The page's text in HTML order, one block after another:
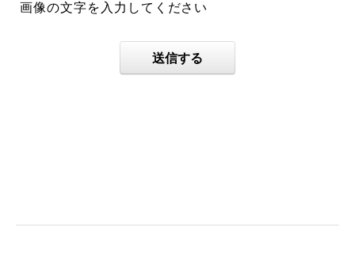
画像の文字を入力してください
送信する